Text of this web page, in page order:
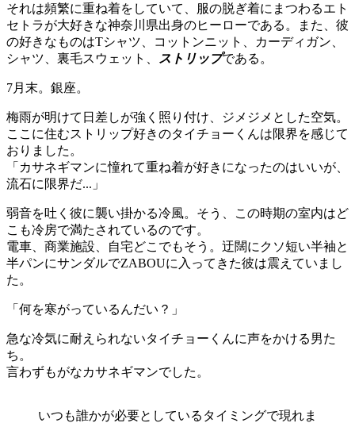
それは頻繁に重ね着をしていて、服の脱ぎ着にまつわるエト
セトラが大好きな神奈川県出身のヒーローである。また、彼
の好きなものはTシャツ、コットンニット、カーディガン、
シャツ、裏毛スウェット、
ストリップである。
7月末。銀座。
梅雨が明けて日差しが強く照り付け、ジメジメとした空気。
ここに住むストリップ好きのタイチョーくんは限界を感じて
おりました。
「カサネギマンに憧れて重ね着が好きになったのはいいが、
流石に限界だ...」
弱音を吐く彼に襲い掛かる冷風。そう、この時期の室内はど
こも冷房で満たされているのです。
電車、商業施設、自宅どこでもそう。迂闊にクソ短い半袖と
半パンにサンダルでZABOUに入ってきた彼は震えていまし
た。
「何を寒がっているんだい？」
急な冷気に耐えられないタイチョーくんに声をかける男た
ち。
言わずもがなカサネギマンでした。
いつも誰かが必要としているタイミングで現れま